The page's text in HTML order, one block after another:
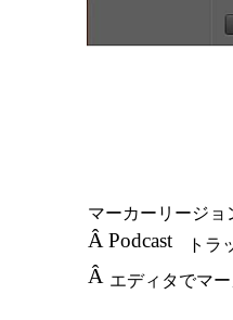
マーカーリージ
Â Podcast トラ
Â エディタでマ